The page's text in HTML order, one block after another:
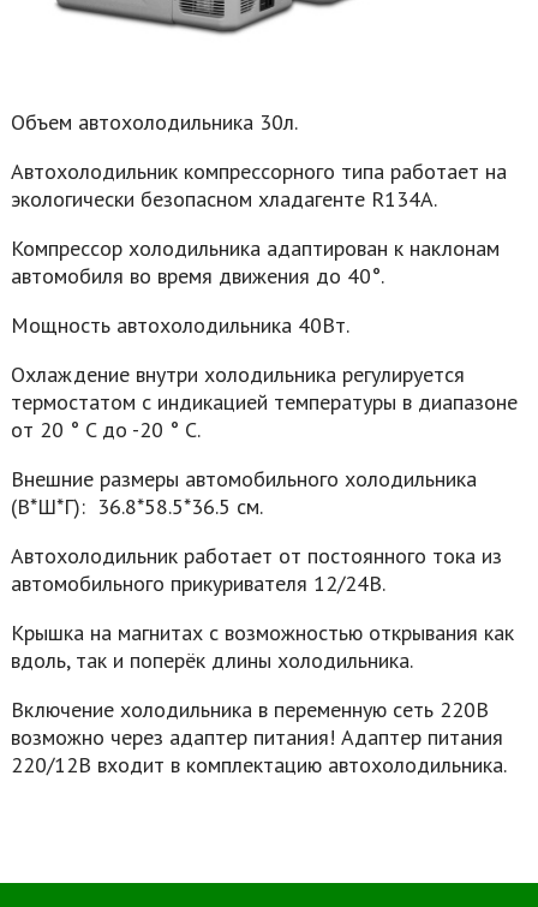
Объем автохолодильника 30л.
Автохолодильник компрессорного типа работает на
экологически безопасном хладагенте R134A.
Компрессор холодильника адаптирован к наклонам
автомобиля во время движения до 40°.
Мощность автохолодильника 40Вт.
Охлаждение внутри холодильника регулируется
термостатом с индикацией температуры в диапазоне
от 20 ° C до -20 ° C.
Внешние размеры автомобильного холодильника
(В*Ш*Г): 36.8*58.5*36.5 см.
Автохолодильник работает от постоянного тока из
автомобильного прикуривателя 12/24В.
Крышка на магнитах с возможностью открывания как
вдоль, так и поперёк длины холодильника.
Включение холодильника в переменную сеть 220В
возможно через адаптер питания! Адаптер питания
220/12В входит в комплектацию автохолодильника.